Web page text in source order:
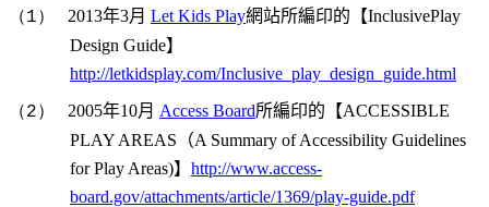
（1） 2013年3月 Let Kids Play網站所編印的【InclusivePlay
Design Guide】
http://letkidsplay.com/Inclusive_play_design_guide.html
（2） 2005年10月 Access Board所編印的【ACCESSIBLE
PLAY AREAS（A Summary of Accessibility Guidelines
for Play Areas)】 http://www.access-
board.gov/attachments/article/1369/play-guide.pdf